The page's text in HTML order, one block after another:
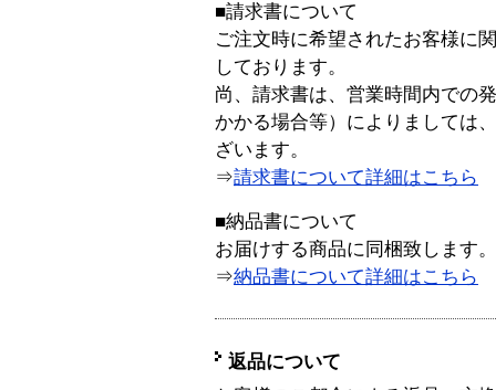
■請求書について
ご注文時に希望されたお客様に
しております。
尚、請求書は、営業時間内での
かかる場合等）によりましては
ざいます。
⇒請求書について詳細はこちら
■納品書について
お届けする商品に同梱致します。
⇒納品書について詳細はこちら
返品について